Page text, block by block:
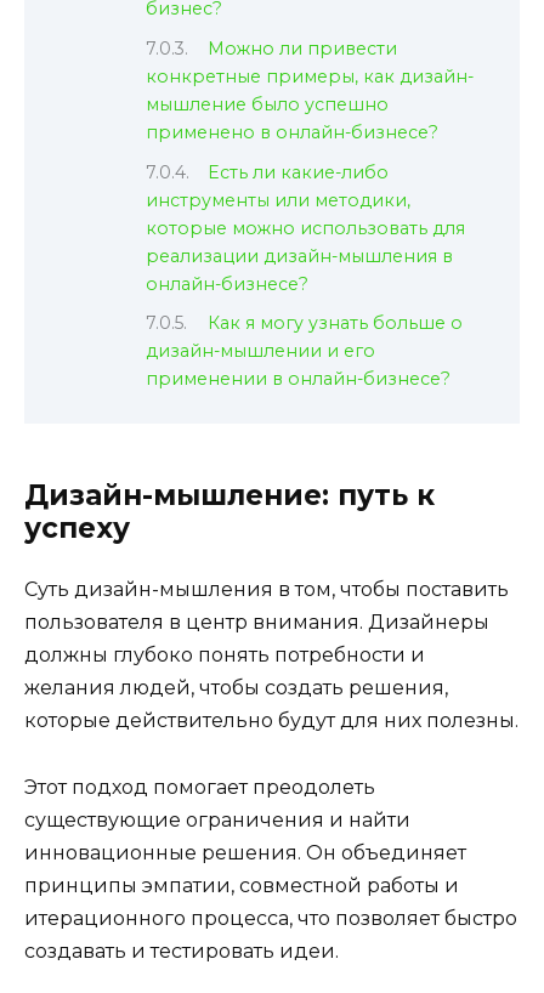
бизнес?
Можно ли привести
конкретные примеры, как дизайн-
мышление было успешно
применено в онлайн-бизнесе?
Есть ли какие-либо
инструменты или методики,
которые можно использовать для
реализации дизайн-мышления в
онлайн-бизнесе?
Как я могу узнать больше о
дизайн-мышлении и его
применении в онлайн-бизнесе?
Дизайн-мышление: путь к
успеху
Суть дизайн-мышления в том, чтобы поставить
пользователя в центр внимания. Дизайнеры
должны глубоко понять потребности и
желания людей, чтобы создать решения,
которые действительно будут для них полезны.
Этот подход помогает преодолеть
существующие ограничения и найти
инновационные решения. Он объединяет
принципы эмпатии, совместной работы и
итерационного процесса, что позволяет быстро
создавать и тестировать идеи.